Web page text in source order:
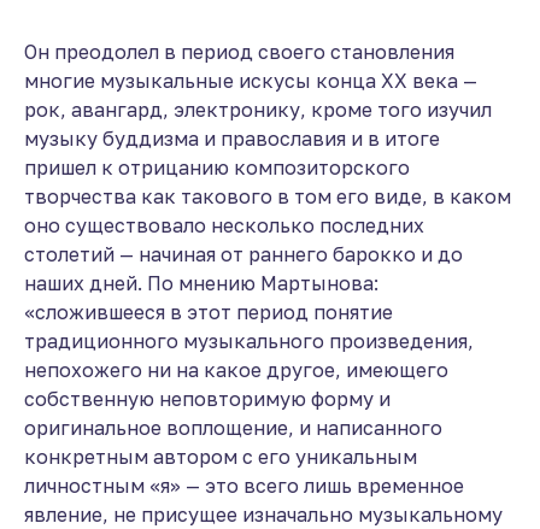
Он преодолел в период своего становления
многие музыкальные искусы конца ХХ века —
рок, авангард, электронику, кроме того изучил
музыку буддизма и православия и в итоге
пришел к отрицанию композиторского
творчества как такового в том его виде, в каком
оно существовало несколько последних
столетий — начиная от раннего барокко и до
наших дней. По мнению Мартынова:
«сложившееся в этот период понятие
традиционного музыкального произведения,
непохожего ни на какое другое, имеющего
собственную неповторимую форму и
оригинальное воплощение, и написанного
конкретным автором с его уникальным
личностным «я» — это всего лишь временное
явление, не присущее изначально музыкальному